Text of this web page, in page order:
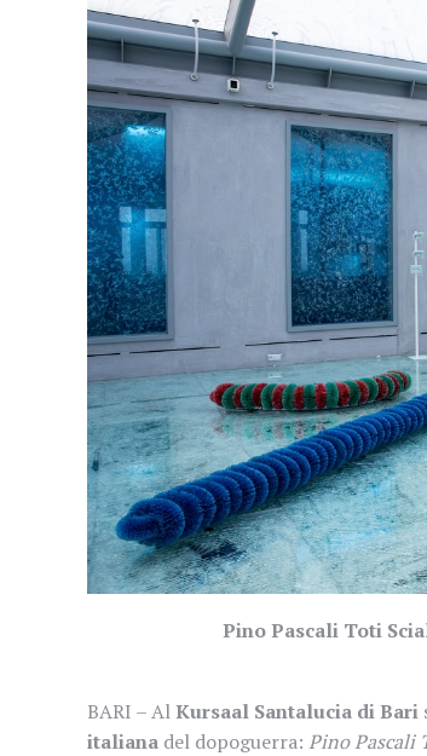
Pino Pascali Toti
BARI – AlKursaal Santalucia di Bari
italiana del dopoguerra: Pino Pascali